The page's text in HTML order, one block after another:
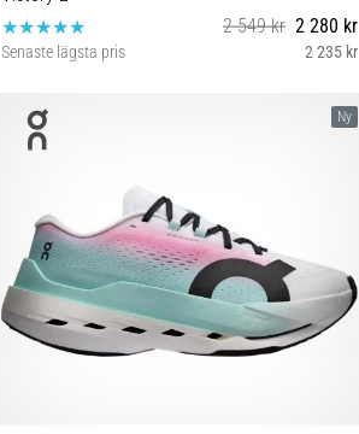
2 549 kr 2 280 kr
Senaste lägsta pris 2 235 kr
38½ 39 40 40½ 41 42 42½ 43 44 44½ 45 45½ 46 47½
Ny